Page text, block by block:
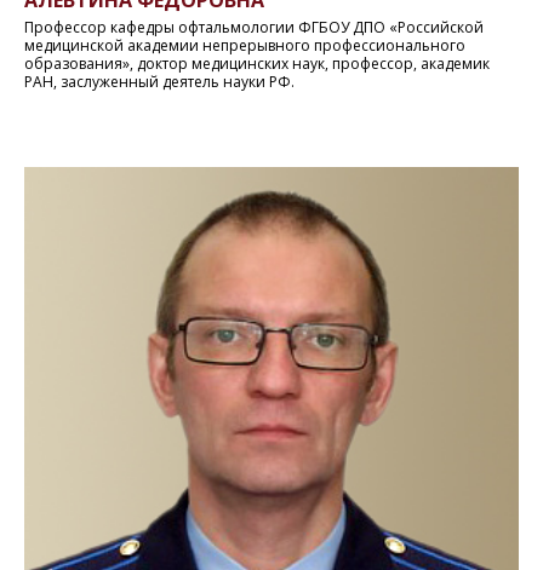
Профессор кафедры офтальмологии ФГБОУ ДПО «Российской
медицинской академии непрерывного профессионального
образования», доктор медицинских наук, профессор, академик
РАН, заслуженный деятель науки РФ.